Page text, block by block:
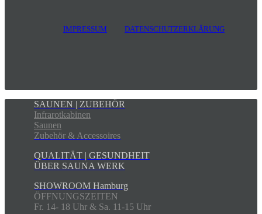
IMPRESSUM DATENSCHUTZERKLÄRUNG
SAUNEN | ZUBEHÖR
Infrarotkabinen
Saunen
Zubehör & Accessoires
QUALITÄT | GESUNDHEIT
ÜBER SAUNA WERK
SHOWROOM Hamburg
ÖFFNUNGSZEITEN
Fr. 14- 18 Uhr & Sa. 11-15 Uhr